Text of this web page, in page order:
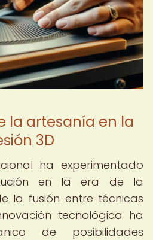
la artesanía en la
3D
ha experimentado
en la era de la
la fusión entre técnicas
tecnológica ha
de posibilidades